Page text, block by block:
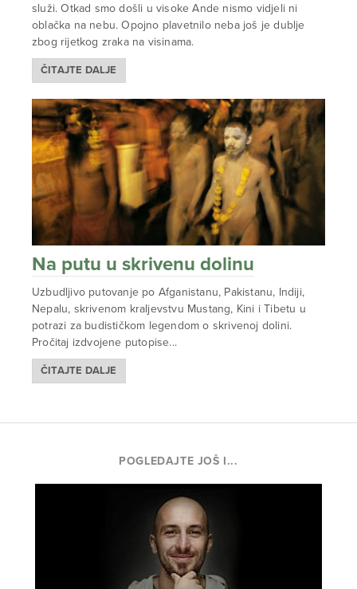
služi. Otkad smo došli u visoke Ande nismo vidjeli ni
oblačka na nebu. Opojno plavetnilo neba još je dublje
zbog rijetkog zraka na visinama.
ČITAJTE DALJE
Na putu u skrivenu dolinu
Uzbudljivo putovanje po Afganistanu, Pakistanu, Indiji,
Nepalu, skrivenom kraljevstvu Mustang, Kini i Tibetu u
potrazi za budističkom legendom o skrivenoj dolini.
Pročitaj izdvojene putopise...
ČITAJTE DALJE
POGLEDAJTE JOŠ I...